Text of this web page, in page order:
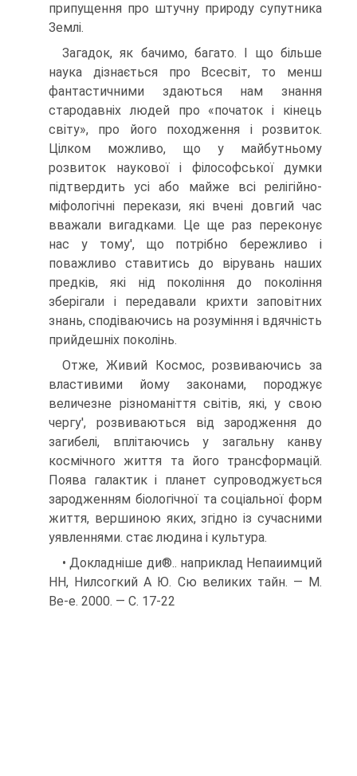
припущення про штучну природу супутника
Землі.
Загадок, як бачимо, багато. І що більше
наука дізнається про Всесвіт, то менш
фантастичними здаються нам знання
стародавніх людей про «початок і кінець
світу», про його походження і розвиток.
Цілком можливо, що у майбут­ньому
розвиток наукової і філософської думки
підтвердить усі або майже всі релігійно-
міфологічні перекази, які вчені довгий час
вважали вигадками. Це ще раз переконує
нас у тому', що потрібно бережливо і
поважливо ставитись до вірувань наших
предків, які нід покоління до покоління
зберігали і передавали крихти заповітних
знань, сподіваючись на розуміння і вдячність
прийдешніх поколінь.
Отже, Живий Космос, розвиваючись за
властивими йому законами, по­роджує
величезне різноманіття світів, які, у свою
чергу', розвиваються від за­родження до
загибелі, вплітаючись у загальну канву
космічного життя та його трансформацій.
Поява галактик і планет супроводжується
зародженням біоло­гічної та соціальної форм
життя, вершиною яких, згідно із сучасними
уявлен­нями. стає людина і культура.
• Докладніше ди®.. наприклад Непаиимций
НН, Нилсогкий А Ю. Сю великих тайн. — М.
Ве-е. 2000. — С. 17-22